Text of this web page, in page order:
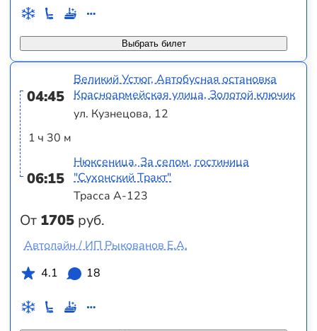
Выбрать билет
04:45
1 ч 30 м
06:15
От 1705 руб.
Великий Устюг, Автобусная остановка
Красноармейская улица, Золотой ключик
ул. Кузнецова, 12
Нюксеница, За селом, гостиница
"Сухонский Тракт"
Трасса А-123
Автолайн / ИП Рыкованов Е.А.
4.1
18